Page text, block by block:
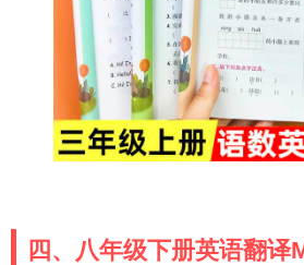
四、八年级下册英语翻译